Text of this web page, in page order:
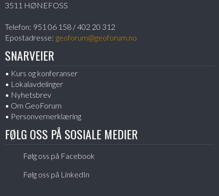
3511 HØNEFOSS
Telefon: 951 06 158 / 402 20 312
Epostadresse: geoforum@geoforum.no
SNARVEIER
Kurs og konferanser
Lokalavdelinger
Nyhetsbrev
Om GeoForum
Personvernerklæring
FØLG OSS PÅ SOSIALE MEDIER
Følg oss på Facebook
Følg oss på LinkedIn